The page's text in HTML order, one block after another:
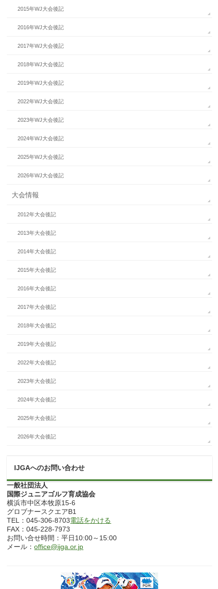
2015年WJ大会後記
2016年WJ大会後記
2017年WJ大会後記
2018年WJ大会後記
2019年WJ大会後記
2022年WJ大会後記
2023年WJ大会後記
2024年WJ大会後記
2025年WJ大会後記
2026年WJ大会後記
大会情報
2012年大会後記
2013年大会後記
2014年大会後記
2015年大会後記
2016年大会後記
2017年大会後記
2018年大会後記
2019年大会後記
2022年大会後記
2023年大会後記
2024年大会後記
2025年大会後記
2026年大会後記
IJGAへのお問い合わせ
一般社団法人
国際ジュニアゴルフ育成協会
横浜市中区本牧原15-6
グロブナースクエアB1
TEL：045-306-8703電話をかける
FAX：045-228-7973
お問い合せ時間：平日10:00～15:00
メール：office@ijga.or.jp